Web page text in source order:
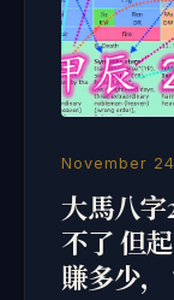
November
大馬八
不了 但
賺多少，